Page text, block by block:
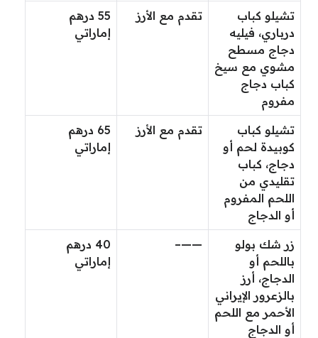
تشيلو كباب
درباري، فيليه
دجاج مسطح
مشوي مع سيخ
كباب دجاج
مفروم
تقدم مع الأرز
55 درهم
إماراتي
تشيلو كباب
كوبيدة لحم أو
دجاج، كباب
تقليدي من
اللحم المفروم
أو الدجاج
تقدم مع الأرز
65 درهم
إماراتي
زر شك بولو
باللحم أو
الدجاج، أرز
بالزعرور الإيراني
الأحمر مع اللحم
أو الدجاج
——–
40 درهم
إماراتي